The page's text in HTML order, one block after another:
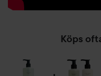
Köps